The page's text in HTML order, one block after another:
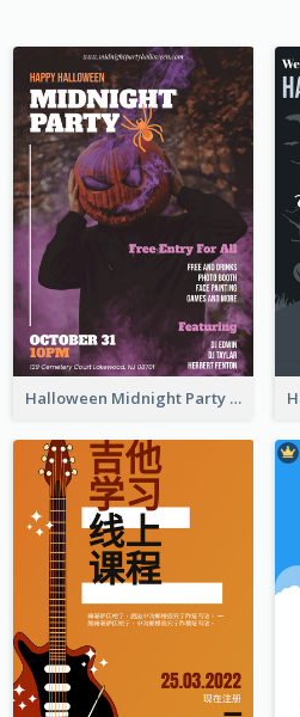
Halloween Midnight Party Poster